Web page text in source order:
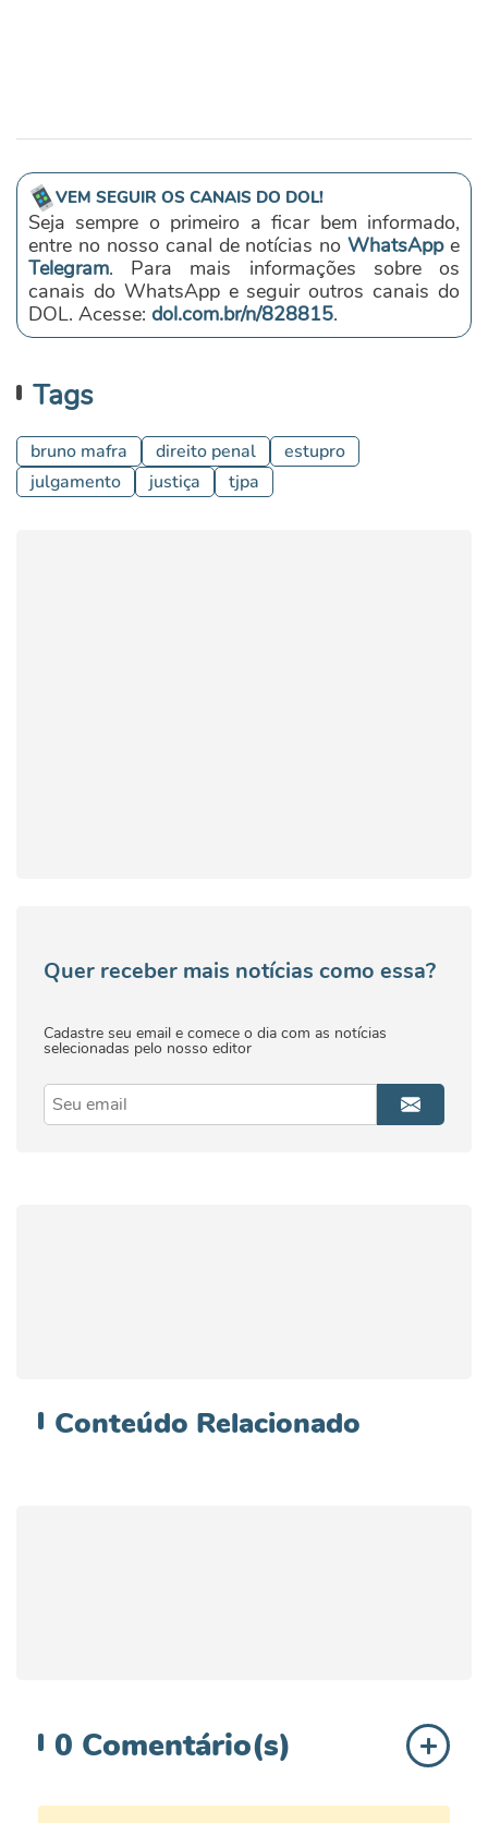
VEM SEGUIR OS CANAIS DO DOL!
Seja sempre o primeiro a ficar bem informado,
entre no nosso canal de notícias noWhatsAppe
Telegram. Para mais informações sobre os
canais do WhatsApp e seguir outros canais do
DOL. Acesse: dol.com.br/n/828815.
Tags
bruno mafra direito penal
estupro
julgamento
justiça tjpa
Quer receber mais notícias como essa?
Cadastre seu email e comece o dia com as notícias
selecionadas pelo nosso editor
Conteúdo Relacionado
0 Comentário(s)